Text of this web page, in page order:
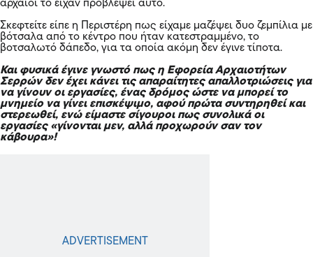
αρχαίοι το είχαν προβλέψει αυτό.
Σκεφτείτε είπε η Περιστέρη πως είχαμε μαζέψει δυο ζεμπίλια με
βότσαλα από το κέντρο που ήταν κατεστραμμένο, το
βοτσαλωτό δάπεδο, για τα οποία ακόμη δεν έγινε τίποτα.
Και φυσικά έγινε γνωστό πως η Εφορεία Αρχαιοτήτων
Σερρών δεν έχει κάνει τις απαραίτητες απαλλοτριώσεις για
να γίνουν οι εργασίες, ένας δρόμος ώστε να μπορεί το
μνημείο να γίνει επισκέψιμο, αφού πρώτα συντηρηθεί και
στερεωθεί, ενώ είμαστε σίγουροι πως συνολικά οι
εργασίες «γίνονται μεν, αλλά προχωρούν σαν τον
κάβουρα»!